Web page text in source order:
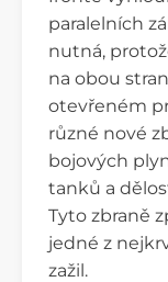
paralelních
nutná,
na obou
otevřeném
různé nové
bojových
tanků a
Tyto zbraně
jedné z
zažil.